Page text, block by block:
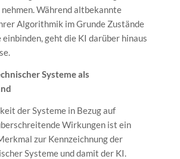
Während altbekannte
Algorithmik im Grunde Zustände
einbinden, geht die KI darüber hinaus
Systeme als
der Systeme in Bezug auf
Wirkungen ist ein
zur Kennzeichnung der
Systeme und damit der KI.